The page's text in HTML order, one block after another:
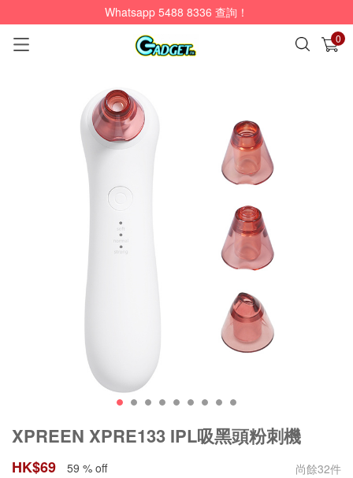
Whatsapp 5488 8336 查詢！
0
已加入購物車 查看
XPREEN XPRE133 IPL吸黑頭粉刺機
HK$69 59 % off 尚餘32件